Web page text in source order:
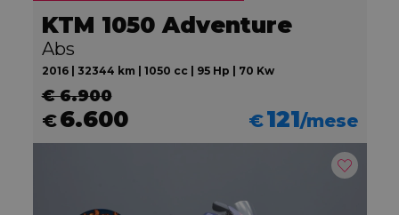
KTM 1050 Adventure
Abs
2016 | 32344 km | 1050 cc | 95 Hp | 70 Kw
€ 6.900
€6.600 €121/mese